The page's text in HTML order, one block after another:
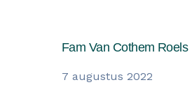
Fam Van Cothem Roels
7 augustus 2022